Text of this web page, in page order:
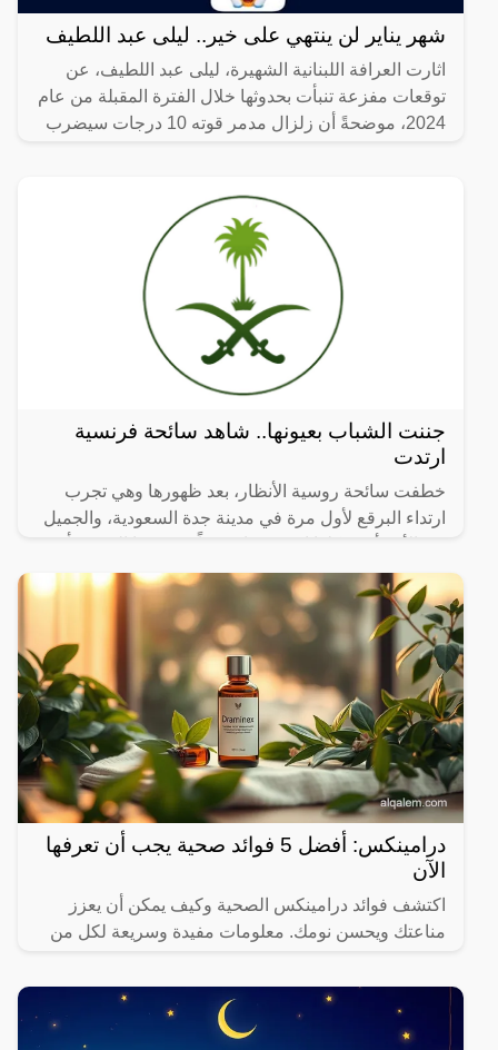
شهر يناير لن ينتهي على خير.. ليلى عبد اللطيف
اثارت العرافة اللبنانية الشهيرة، ليلى عبد اللطيف، عن
توقعات مفزعة تنبأت بحدوثها خلال الفترة المقبلة من عام
2024، موضحةً أن زلزال مدمر قوته 10 درجات سيضرب
جننت الشباب بعيونها.. شاهد سائحة فرنسية
ارتدت
خطفت سائحة روسية الأنظار، بعد ظهورها وهي تجرب
ارتداء البرقع لأول مرة في مدينة جدة السعودية، والجميل
شكلها
درامينكس: أفضل 5 فوائد صحية يجب أن تعرفها
الآن
اكتشف فوائد درامينكس الصحية وكيف يمكن أن يعزز
مناعتك ويحسن نومك. معلومات مفيدة وسريعة لكل من